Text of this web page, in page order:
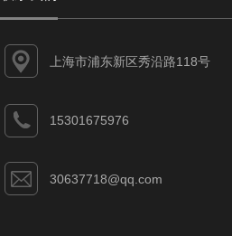
上海市浦东新区秀沿路118号
15301675976
30637718@qq.com